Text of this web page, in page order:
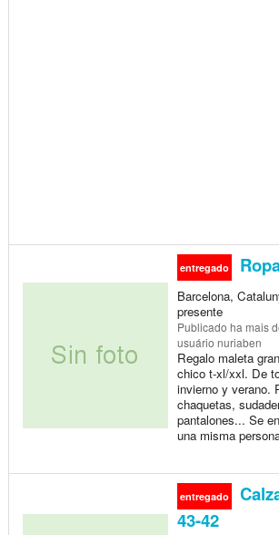
entregado
Barcelona,
presente
Publicado ha mais
usuário nuriaben
Regalo maleta
chico t-xl/xxl. De
invierno y verano.
chaquetas,
pantalones... Se
una misma
entregado
43-42